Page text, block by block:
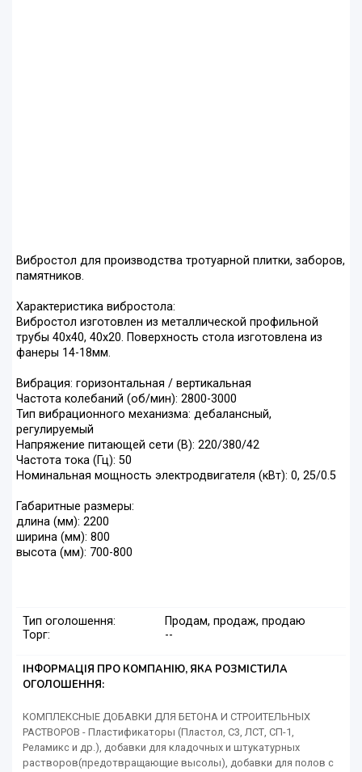
Вибростол для производства тротуарной плитки, заборов,
памятников.
Характеристика вибростола:
Вибростол изготовлен из металлической профильной
трубы 40х40, 40х20. Поверхность стола изготовлена из
фанеры 14-18мм.
Вибрация: горизонтальная / вертикальная
Частота колебаний (об/мин): 2800-3000
Тип вибрационного механизма: дебалансный,
регулируемый
Напряжение питающей сети (В): 220/380/42
Частота тока (Гц): 50
Номинальная мощность электродвигателя (кВт): 0, 25/0.5
Габаритные размеры:
длина (мм): 2200
ширина (мм): 800
высота (мм): 700-800
Тип оголошення:
Продам, продаж, продаю
Торг:
--
ІНФОРМАЦІЯ ПРО КОМПАНІЮ, ЯКА РОЗМІСТИЛА
ОГОЛОШЕННЯ:
КОМПЛЕКСНЫЕ ДОБАВКИ ДЛЯ БЕТОНА И СТРОИТЕЛЬНЫХ
РАСТВОРОВ - Пластификаторы (Пластол, С3, ЛСТ, СП-1,
Реламикс и др.), добавки для кладочных и штукатурных
растворов(предотвращающие высолы), добавки для полов с